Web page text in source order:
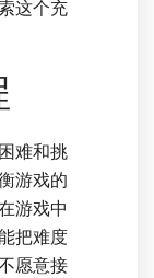
这个充
难和挑
游戏的
游戏中
把难度
愿意接